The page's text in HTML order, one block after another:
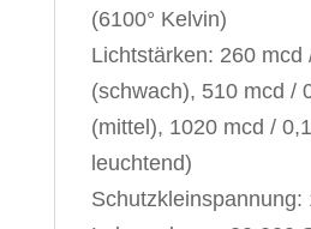
(6100° Kelvin)
Lichtstärken: 260 mcd
(schwach), 510 mcd /
(mittel), 1020 mcd /
leuchtend)
Schutzkleinspannung: